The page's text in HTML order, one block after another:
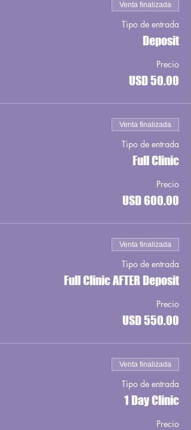
Venta finalizada
Tipo de entrada
Deposit
Precio
USD 50.00
Venta finalizada
Tipo de entrada
Full Clinic
Precio
USD 600.00
Venta finalizada
Tipo de entrada
Full Clinic AFTER Deposit
Precio
USD 550.00
Venta finalizada
Tipo de entrada
1 Day Clinic
Precio